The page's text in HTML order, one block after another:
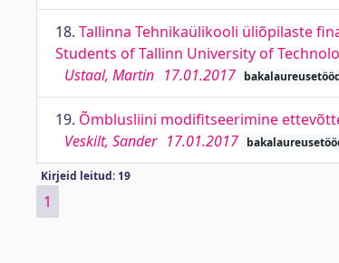
18. Tallinna Tehnikaülikooli üliõpilaste
Students of Tallinn University of
Ustaal, Martin 17.01.2017
19. Õmblusliini modifitseerimine
Veskilt, Sander 17.01.2017
Kirjeid leitud: 19
1